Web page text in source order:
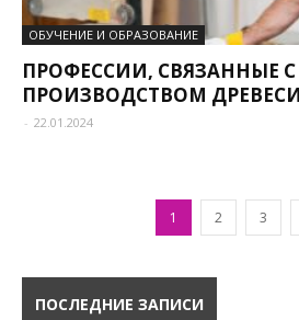
ОБУЧЕНИЕ И ОБРАЗОВАНИЕ
ПРОФЕССИИ, СВЯЗАННЫЕ
ПРОИЗВОДСТВОМ
- 22.01.2024
1 2 3
ПОСЛЕДНИЕ ЗАПИСИ